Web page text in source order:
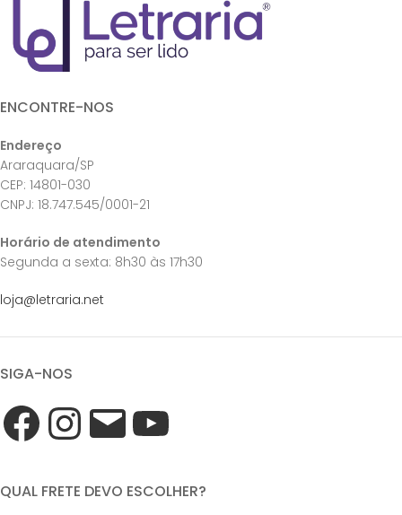
ENCONTRE-NOS
Endereço
Araraquara/SP
CEP: 14801-030
CNPJ: 18.747.545/0001-21
Horário de atendimento
Segunda a sexta: 8h30 às 17h30
loja@letraria.net
SIGA-NOS
QUAL FRETE DEVO ESCOLHER?